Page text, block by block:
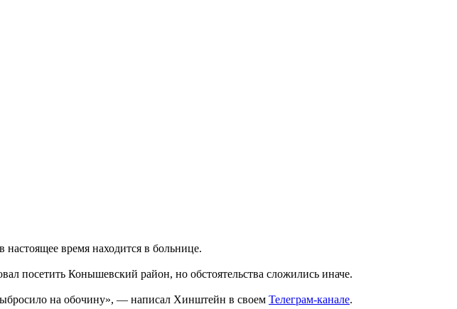
время находится в больнице.
посетить Конышевский район, но обстоятельства сложились иначе.
на обочину», — написал Хинштейн в своем Телеграм-канале.